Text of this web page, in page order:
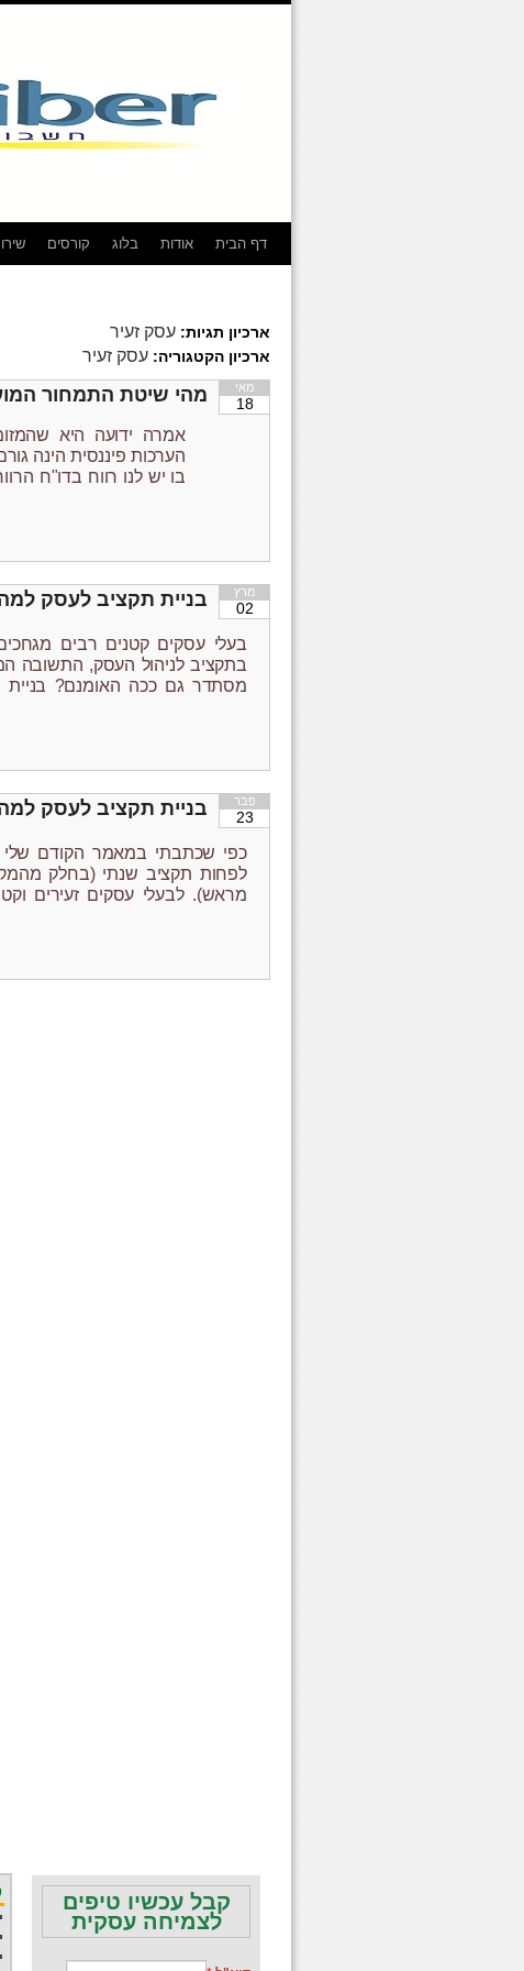
דף הבית אודות בלוג קורסים
ארכיון תגיות: עסק זעיר
ארכיון הקטגוריה: עסק זעיר
מאי
18 מהי שיטת התמחור
הערכות פיננסית הינה
בו יש לנו רווח בדו"ח
מרץ
02 בניית תקציב לעסק
בעלי עסקים קטנים רבים
בתקציב לניהול העסק, התשובה
מסתדר גם ככה האומנם?
פבר
23 בניית תקציב לעסק
כפי שכתבתי במאמר הקודם שלי
לפחות תקציב שנתי (בחלק
מראש). לבעלי עסקים זעירים
קבל עכשיו טיפים
לצמיחה עסקית